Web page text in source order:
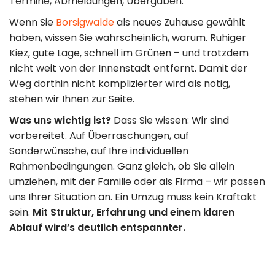
Wenn Sie Borsigwaldeals neues Zuhause gewählt
haben, wissen Sie wahrscheinlich, warum. Ruhiger
Kiez, gute Lage, schnell im Grünen – und trotzdem
nicht weit von der Innenstadt entfernt. Damit der
Weg dorthin nicht komplizierter wird als nötig,
stehen wir Ihnen zur Seite.
Was uns wichtig ist? Dass Sie wissen: Wir sind
vorbereitet. Auf Überraschungen, auf
Sonderwünsche, auf Ihre individuellen
Rahmenbedingungen. Ganz gleich, ob Sie allein
umziehen, mit der Familie oder als Firma – wir passen
uns Ihrer Situation an. Ein Umzug muss kein Kraftakt
sein. Mit Struktur, Erfahrung und einem klaren
Ablauf wird’s deutlich entspannter.
umzuege.de
Buchholzer Str.
65, 13156 Berlin
Mo–So: 8:00–
22:00 Uhr